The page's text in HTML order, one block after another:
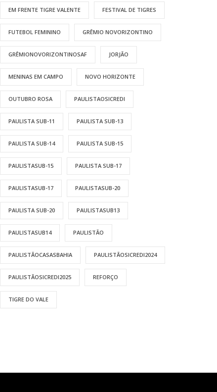
EM FRENTE TIGRE VALENTE FESTIVAL DE TIGRES
FUTEBOL FEMININO GRÊMIO NOVORIZONTINO
GRÊMIONOVORIZONTINOSAF JORJÃO
MENINAS EM CAMPO NOVO HORIZONTE
OUTUBRO ROSA PAULISTAOSICREDI
PAULISTA SUB-11 PAULISTA SUB-13
PAULISTA SUB-14 PAULISTA SUB-15
PAULISTASUB-15 PAULISTA SUB-17
PAULISTASUB-17 PAULISTASUB-20
PAULISTA SUB-20 PAULISTASUB13
PAULISTASUB14 PAULISTÃO
PAULISTÃOCASASBAHIA PAULISTÃOSICREDI2024
PAULISTÃOSICREDI2025 REFORÇO
TIGRE DO VALE